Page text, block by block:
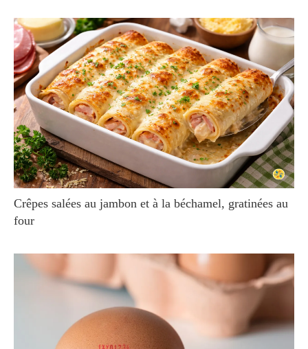
Crêpes salées au jambon et à la béchamel, gratinées au
four